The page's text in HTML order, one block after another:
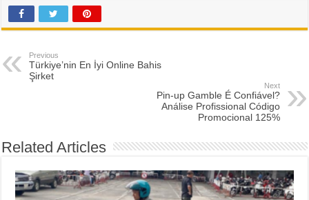
Previous
Türkiye’nin En İyi Online Bahis
Şirket
Next
Pin-up Gamble É Confiável?
Análise Profissional Código
Promocional 125%
Related Articles